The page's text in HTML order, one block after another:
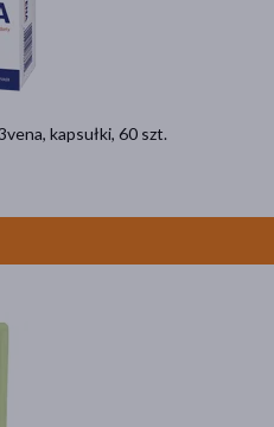
kapsułki, 60 szt.